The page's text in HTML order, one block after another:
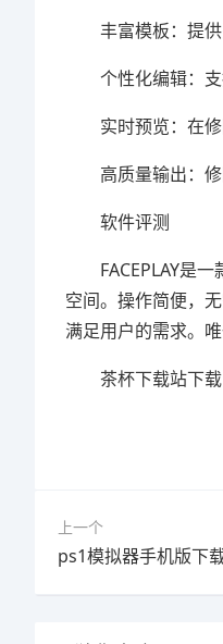
丰富模板：提供
个性化编辑：支
实时预览：在修
高质量输出：修
软件评测
FACEPLAY是一
空间。操作简便，
满足用户的需求。
茶杯下载站下载
上一个
ps1模拟器手机版下